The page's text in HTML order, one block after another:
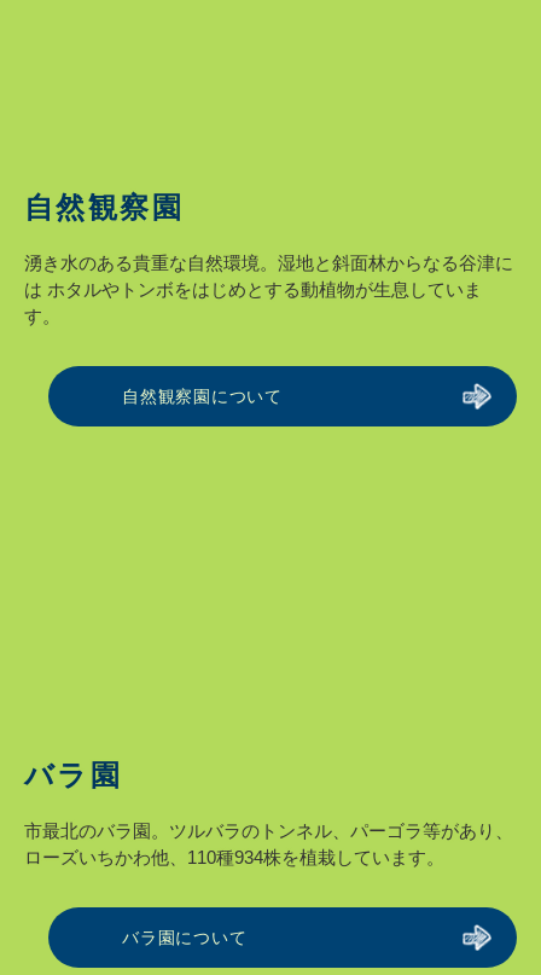
自然観察園
湧き水のある貴重な自然環境。湿地と斜面林からなる谷津に
は ホタルやトンボをはじめとする動植物が生息していま
す。
自然観察園について
バラ園
市最北のバラ園。ツルバラのトンネル、パーゴラ等があり、
ローズいちかわ他、110種934株を植栽しています。
バラ園について